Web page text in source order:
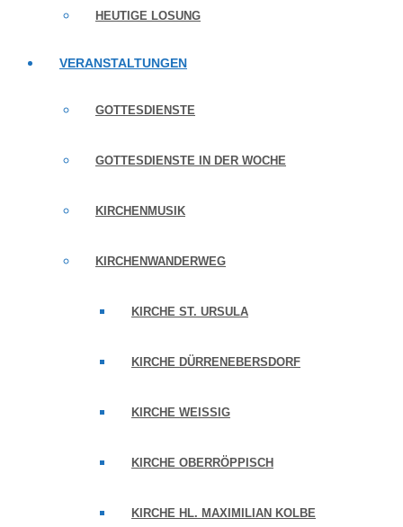
HEUTIGE LOSUNG
VERANSTALTUNGEN
GOTTESDIENSTE
GOTTESDIENSTE IN DER WOCHE
KIRCHENMUSIK
KIRCHENWANDERWEG
KIRCHE ST. URSULA
KIRCHE DÜRRENEBERSDORF
KIRCHE WEISSIG
KIRCHE OBERRÖPPISCH
KIRCHE HL. MAXIMILIAN KOLBE